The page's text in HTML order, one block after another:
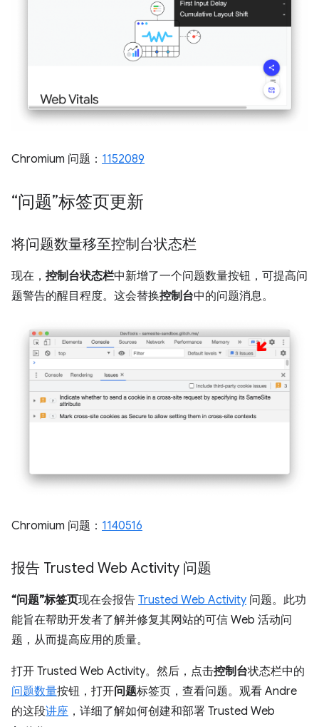
Chromium 问题： 1152089
“问题”标签页更新
将问题数量移至控制台状态栏
现在， 控制台状态栏中新增了一个问题数量按钮，可提高问
题警告的醒目程度。这会替换控制台中的问题消息。
Chromium 问题： 1140516
报告 Trusted Web Activity 问题
“问题”标签页现在会报告 Trusted Web Activity 问题。此功
能旨在帮助开发者了解并修复其网站的可信 Web 活动问
题，从而提高应用的质量。
打开 Trusted Web Activity。然后，点击控制台状态栏中的
问题数量按钮，打开问题标签页，查看问题。观看 Andre
的这段讲座 ，详细了解如何创建和部署 Trusted Web